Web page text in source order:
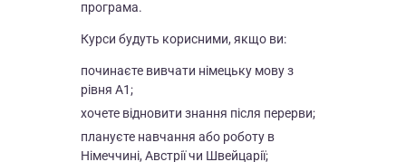
програма.
Курси будуть корисними, якщо ви:
починаєте вивчати німецьку мову з
рівня A1;
хочете відновити знання після перерви;
плануєте навчання або роботу в
Німеччині, Австрії чи Швейцарії;